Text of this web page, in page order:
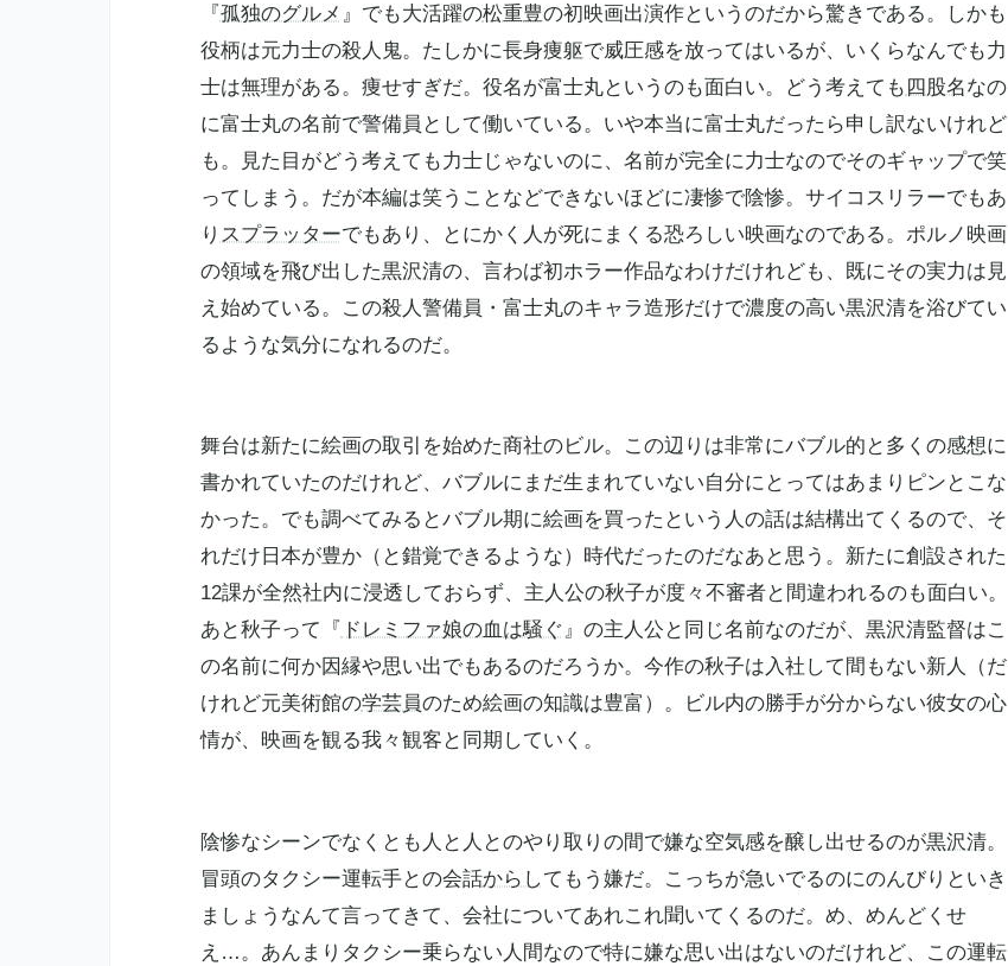
『孤独のグルメ 』でも大活躍の松重豊の初映画出演作というのだから驚きである。しかも
役柄は元力士の殺人鬼。たしかに長身痩躯で威圧感を放ってはいるが、いくらなんでも力
士は無理がある。痩せすぎだ。役名が富士丸というのも面白い。どう考えても 四股名なの
に富士丸の名前で警備員として働いている。いや本当に富士丸だったら申し訳ないけれど
も。見た目がどう考えても力士じゃないのに、名前が完全に力士なのでそのギャップで笑
ってしまう。だが本編は笑うことなどできないほどに凄惨で陰惨。サイコスリラーでもあ
り スプラッターでもあり、とにかく人が死にまくる恐ろしい映画なのである。ポルノ映画
の領域を飛び出した黒沢清の、言わば初ホラー作品なわけだけれども、既にその実力は見
え始めている。この殺人警備員・富士丸のキャラ造形だけで濃度の高い黒沢清を浴びてい
るような気分になれるのだ。
舞台は新たに絵画の取引を始めた商社のビル。この辺りは非常にバブル的と多くの感想に
書かれていたのだけれど、バブルにまだ生まれていない自分にとってはあまりピンとこな
かった。でも調べてみるとバブル期に絵画を買ったという人の話は結構出てくるので、そ
れだけ日本が豊か（と錯覚できるような）時代だったのだなあと思う。新たに創設された
12課が全然社内に浸透しておらず、主人公の秋子が度々不審者と間違われるのも面白い。
あと秋子って『 ドレミファ娘の血は騒ぐ 』の主人公と同じ名前なのだが、 黒沢清監督はこ
の名前に何か因縁や思い出でもあるのだろうか。今作の秋子は入社して間もない新人（だ
けれど元美術館の学芸員のため絵画の知識は豊富）。ビル内の勝手が分からない彼女の心
情が、映画を観る我々観客と同期していく。
陰惨なシーンでなくとも人と人とのやり取りの間で嫌な空気感を醸し出せるのが黒沢清。
冒頭のタクシー運転手との会話からしてもう嫌だ。こっちが急いでるのにのんびりといき
ましょうなんて言ってきて、会社についてあれこれ聞いてくるのだ。め、めんどくせ
え…。あんまりタクシー乗らない人間なので特に嫌な思い出はないのだけれど、この運転